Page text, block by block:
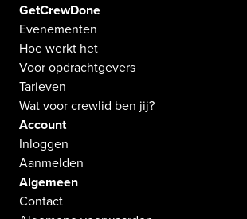
GetCrewDone
Evenementen
Hoe werkt het
Voor opdrachtgevers
Tarieven
Wat voor crewlid ben jij?
Account
Inloggen
Aanmelden
Algemeen
Contact